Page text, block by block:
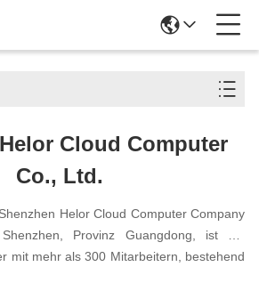
Cloud Computer
Co., Ltd.
Helor Cloud Computer Company
Provinz Guangdong, ist ein
mit mehr als 300 Mitarbeitern, bestehend